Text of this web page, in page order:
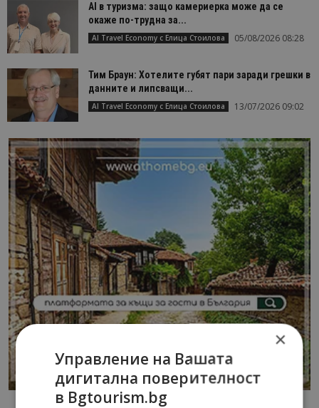
AI в туризма: защо камериерка може да се
окаже по-трудна за...
AI Travel Economy с Елица Стоилова 05/08/2026 08:28
Тим Браун: Хотелите губят пари заради грешки в
данните и липсващи...
AI Travel Economy с Елица Стоилова 13/07/2026 09:02
×
Управление на Вашата
дигитална поверителност
в Bgtourism.bg